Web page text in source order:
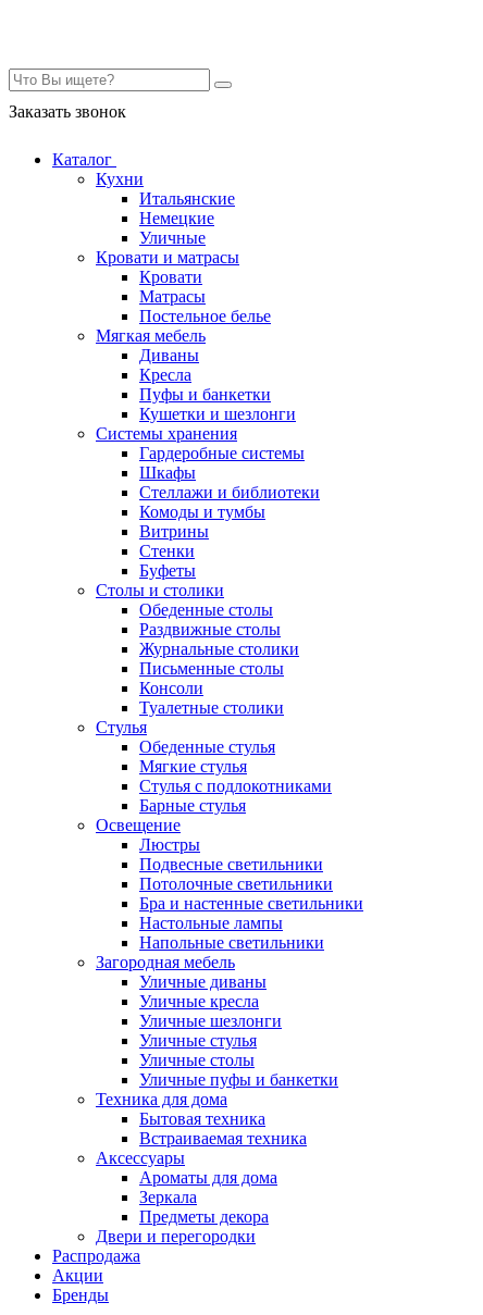
Заказать звонок
Каталог
Кухни
Итальянские
Немецкие
Уличные
Кровати и матрасы
Кровати
Матрасы
Постельное белье
Мягкая мебель
Диваны
Кресла
Пуфы и банкетки
Кушетки и шезлонги
Системы хранения
Гардеробные системы
Шкафы
Стеллажи и библиотеки
Комоды и тумбы
Витрины
Стенки
Буфеты
Столы и столики
Обеденные столы
Раздвижные столы
Журнальные столики
Письменные столы
Консоли
Туалетные столики
Стулья
Обеденные стулья
Мягкие стулья
Стулья с подлокотниками
Барные стулья
Освещение
Люстры
Подвесные светильники
Потолочные светильники
Бра и настенные светильники
Настольные лампы
Напольные светильники
Загородная мебель
Уличные диваны
Уличные кресла
Уличные шезлонги
Уличные стулья
Уличные столы
Уличные пуфы и банкетки
Техника для дома
Бытовая техника
Встраиваемая техника
Аксессуары
Ароматы для дома
Зеркала
Предметы декора
Двери и перегородки
Распродажа
Акции
Бренды